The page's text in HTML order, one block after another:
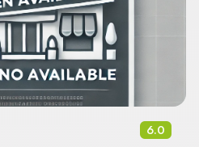
6.0